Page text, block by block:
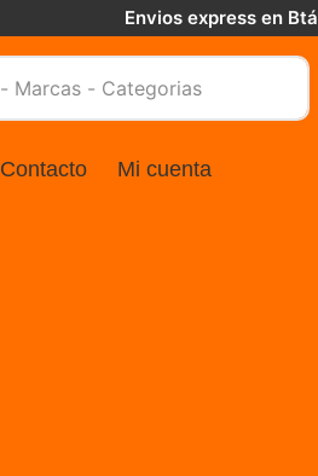
Envios express en Btá
Contacto Mi cuenta